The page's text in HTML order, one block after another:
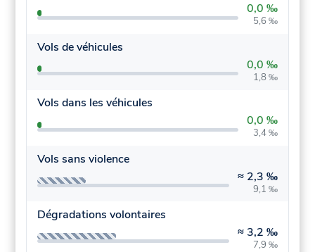
0,0 ‰
5,6 ‰
Vols de véhicules
0,0 ‰
1,8 ‰
Vols dans les véhicules
0,0 ‰
3,4 ‰
Vols sans violence
≈ 2,3 ‰
9,1 ‰
Dégradations volontaires
≈ 3,2 ‰
7,9 ‰